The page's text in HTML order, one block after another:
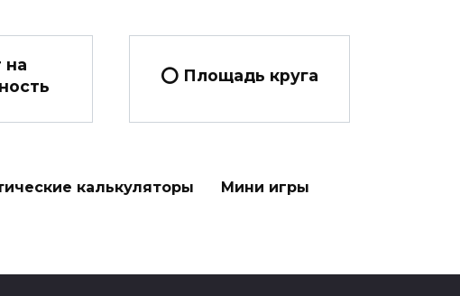
на
⭕ Площадь круга
калькуляторы Мини игры